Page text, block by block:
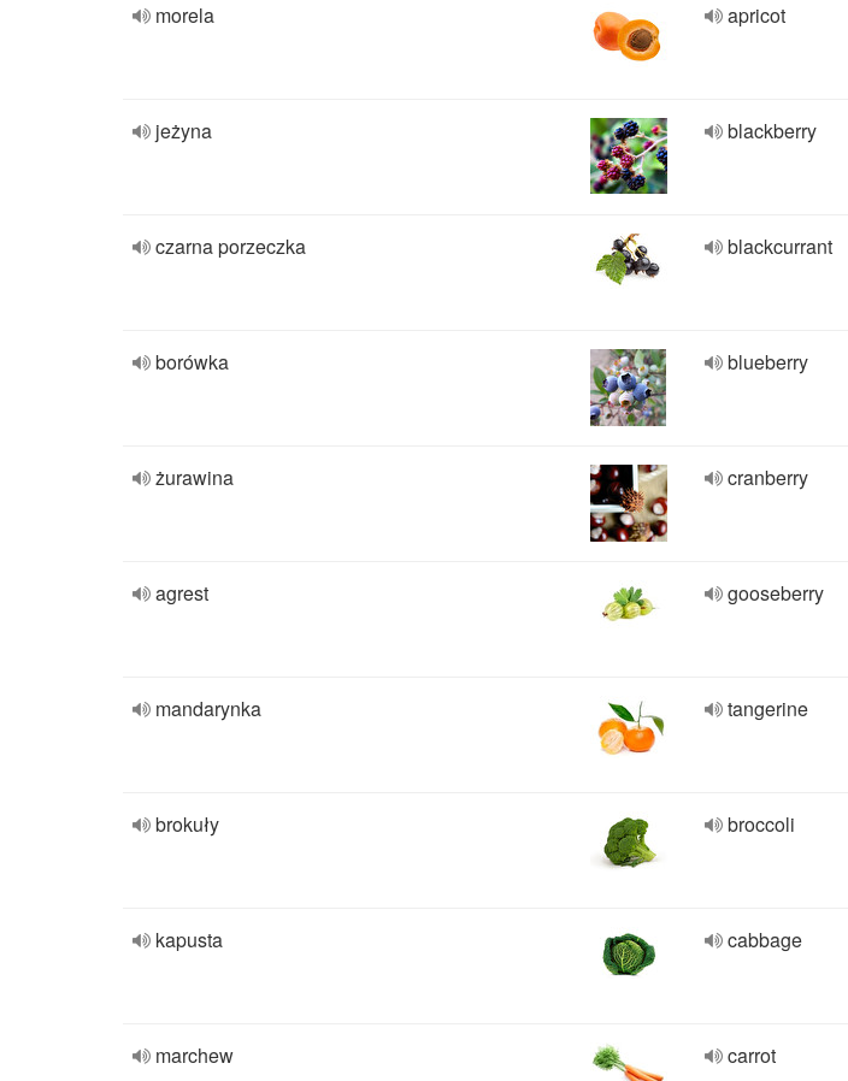
morela apricot
jeżyna blackberry
czarna porzeczka blackcurrant
borówka blueberry
żurawina cranberry
agrest gooseberry
mandarynka tangerine
brokuły broccoli
kapusta cabbage
marchew carrot